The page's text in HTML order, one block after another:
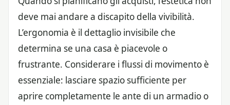
deve mai andare a discapito della vivibilità.
L’ergonomia è il dettaglio invisibile che
determina se una casa è piacevole o
frustrante. Considerare i flussi di movimento è
essenziale: lasciare spazio sufficiente per
aprire completamente le ante di un armadio o